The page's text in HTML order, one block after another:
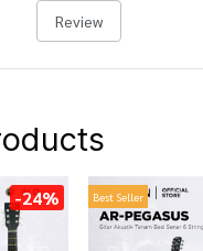
Review
-24% Best Seller